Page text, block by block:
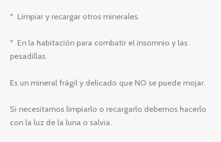
* Limpiar y recargar otros minerales.
* En la habitación para combatir el insomnio y las
pesadillas.
Es un mineral frágil y delicado que NO se puede mojar.
Si necesitamos limpiarlo o recargarlo debemos hacerlo
con la luz de la luna o salvia.